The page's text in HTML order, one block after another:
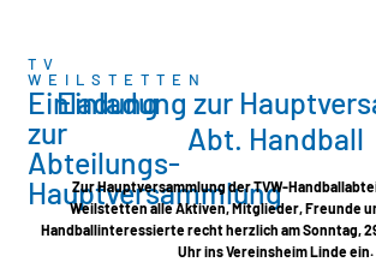
TV
WEILSTETTEN
Einladung
zur
Abteilungs-
Hauptversammlung
Einladung zur
Abt. Handball
Zur Hauptversammlung der TVW-
Weilstetten alle Aktiven, Mitglieder, Freunde
Handballinteressierte recht herzlich am Sonntag,
Uhr ins Vereinsheim Linde ein.